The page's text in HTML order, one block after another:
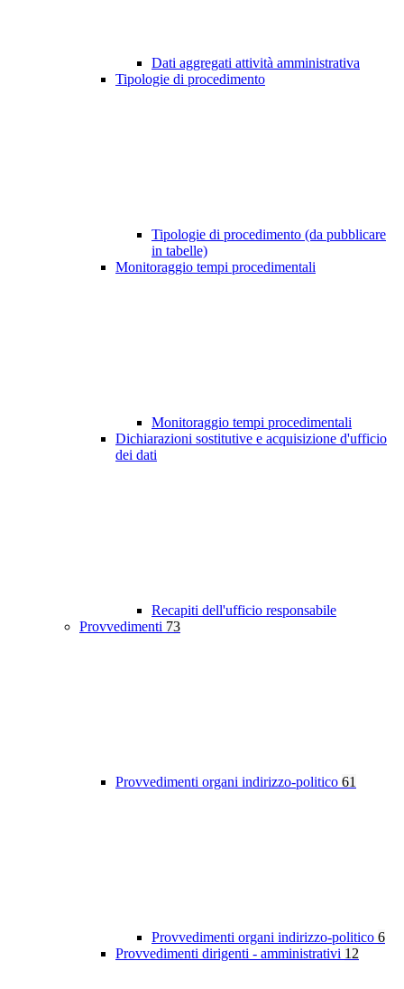
Dati aggregati attività amministrativa
Tipologie di procedimento
Tipologie di procedimento (da pubblicare
in tabelle)
Monitoraggio tempi procedimentali
Monitoraggio tempi procedimentali
Dichiarazioni sostitutive e acquisizione d'ufficio
dei dati
Recapiti dell'ufficio responsabile
Provvedimenti 73
Provvedimenti organi indirizzo-politico 61
Provvedimenti organi indirizzo-politico 6
Provvedimenti dirigenti - amministrativi 12